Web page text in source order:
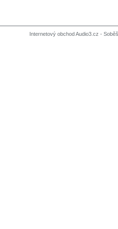
Internetový obchod Audio3.cz -